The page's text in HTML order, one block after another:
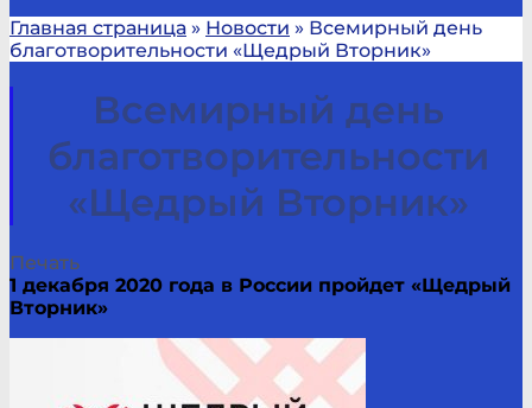
Главная страница » Новости » Всемирный день
благотворительности «Щедрый Вторник»
Всемирный день
благотворительности
«Щедрый Вторник»
Печать
1 декабря 2020 года в России пройдет «Щедрый
Вторник»